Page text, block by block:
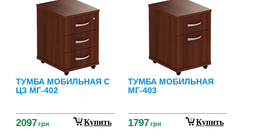
ТУМБА МОБИЛЬНАЯ С
ЦЗ МГ-402
2097грн Купить
ТУМБА МОБИЛЬНАЯ
МГ-403
1797грн Купить